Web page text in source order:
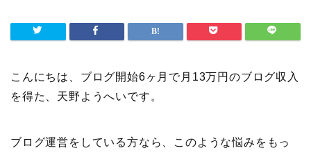
こんにちは、ブログ開始6ヶ月で月13万円のブログ収入
を得た、天野ようへいです。
ブログ運営をしている方なら、このような悩みをもっ